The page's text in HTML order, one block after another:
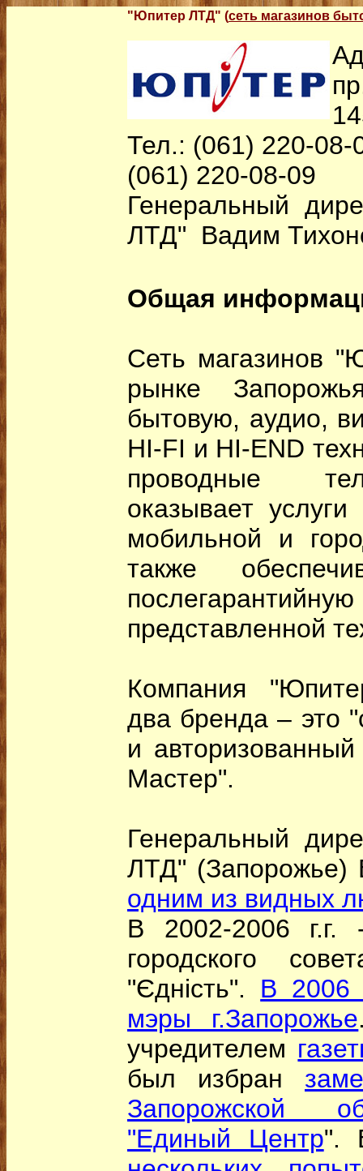
"Юпитер ЛТД" (сеть магазинов
Тел.: (061) 220-08-
(061) 220-08-09
Генеральный
ЛТД" Вадим
Общая
Сеть магазинов
рынке
бытовую, аудио,
HI-FI и HI-END
проводные
оказывает
мобильной и
также
представленной
Компания
два бренда – это
и
Мастер".
Генеральный
ЛТД" (Запорожье)
одним из видных
В 2002-2006 г.г.
городского
"Єдність". В 2006
мэры г.Запорожье
учредителем
был избран
Запорожской
"Единый Центр".